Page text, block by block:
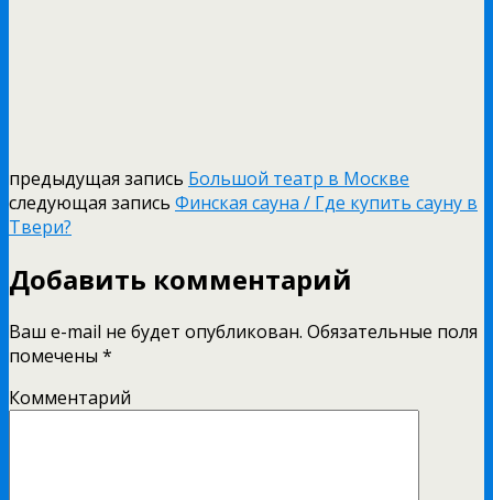
предыдущая запись Большой театр в Москве
следующая запись Финская сауна / Где купить сауну в
Твери?
Добавить комментарий
Ваш e-mail не будет опубликован. Обязательные поля
помечены *
Комментарий